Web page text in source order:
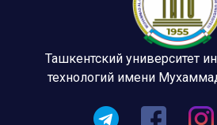
Ташкентский университет
технологий имени